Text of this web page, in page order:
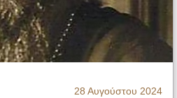
28 Αυγούστου 2024